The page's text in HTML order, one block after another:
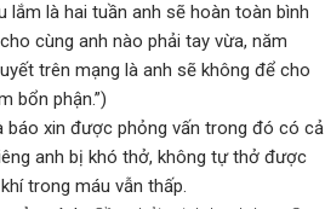
lắm là hai tuần anh sẽ hoàn toàn bình
cùng anh nào phải tay vừa, năm
trên mạng là anh sẽ không để cho
bổn phận.”)
báo xin được phỏng vấn trong đó có cả
anh bị khó thở, không tự thở được
trong máu vẫn thấp.